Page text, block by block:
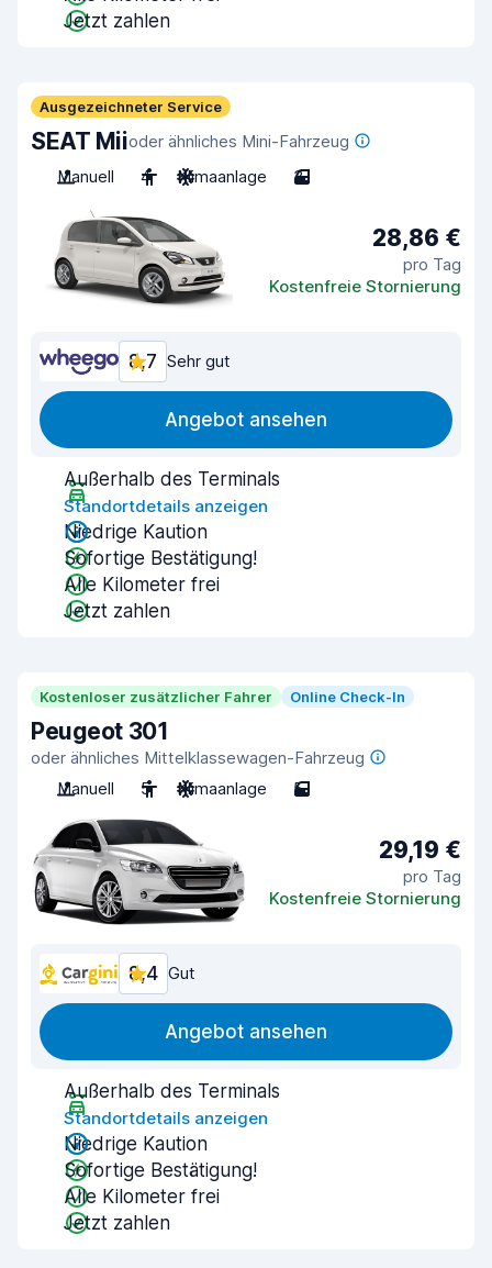
Jetzt zahlen
Ausgezeichneter Service
SEAT Miioder ähnliches Mini-Fahrzeug
Manuell
4 Klimaanlage 3
28,86 €
pro Tag
Kostenfreie Stornierung
8,7 Sehr gut
Angebot ansehen
Außerhalb des Terminals
Standortdetails anzeigen
Niedrige Kaution
Sofortige Bestätigung!
Alle Kilometer frei
Jetzt zahlen
Kostenloser zusätzlicher Fahrer Online Check-In
Peugeot 301
oder ähnliches Mittelklassewagen-Fahrzeug
Manuell
5 Klimaanlage 5
29,19 €
pro Tag
Kostenfreie Stornierung
8,4 Gut
Angebot ansehen
Außerhalb des Terminals
Standortdetails anzeigen
Niedrige Kaution
Sofortige Bestätigung!
Alle Kilometer frei
Jetzt zahlen